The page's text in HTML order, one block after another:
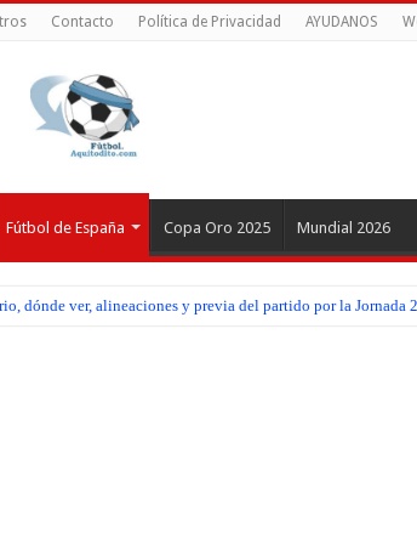
Contacto Política de Privacidad AYUDANOS
Fútbol de España Copa Oro 2025 Mundial 2026
dónde ver, alineaciones y previa del partido por la Jornada
Unidos su boleto mundialista EN VIVO HOY: Hora, canal y